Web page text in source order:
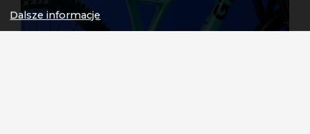
Dalsze informacje